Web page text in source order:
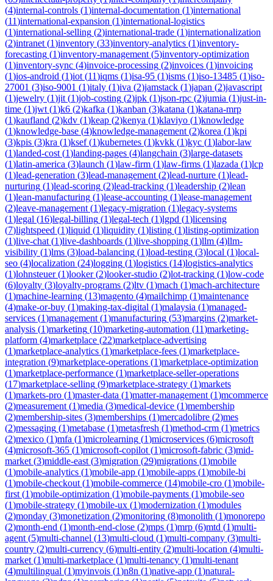
(4)internal-controls (1)internal-documentation (1)international
(11)international-expansion (1)international-logistics
(1)international-selling (2)international-trade (1)internationalization
(2)intranet (1)inventory (33)inventory-analytics (1)inventory-
forecasting (1)inventory-management (5)inventory-optimization
(1)inventory-sync (4)invoice-processing (2)invoices (1)invoicing
(1)ios-android (1)iot (11)iqms (1)isa-95 (1)isms (1)iso-13485 (1)iso-
27001 (3)iso-9001 (1)italy (1)iva (2)jamstack (1)japan (2)javascript
(1)jewelry (1)jit (1)job-costing (2)jpk (1)json-rpc (2)jumia (1)just-in-
time (1)jwt (1)k6 (2)kafka (1)kanban (3)katana (1)katana-mrp
(1)kaufland (2)kdv (1)keap (2)kenya (1)klaviyo (1)knowledge
(1)knowledge-base (4)knowledge-management (2)korea (1)kpi
(3)kpis (3)kra (1)ksef(1)kubernetes (1)kvkk (1)kyc (1)labor-law
(1)landed-cost (1)landing-pages (4)langchain (3)large-datasets
(1)latin-america (3)launch (1)law-firm (1)law-firms (1)lazada (1)lcp
(1)lead-generation (3)lead-management (2)lead-nurture (1)lead-
nurturing (1)lead-scoring (2)lead-tracking (1)leadership (2)lean
(1)lean-manufacturing (1)lease-accounting (1)lease-management
(2)leave-management (1)legacy-migration (1)legacy-systems
(1)legal (16)legal-billing (1)legal-tech (1)lgpd (1)licensing
(7)lightspeed (1)liquid (1)liquidity (1)listing (1)listing-optimization
(1)live-chat (1)live-dashboards (1)live-shopping (1)llm (4)llm-
visibility (1)lms (3)load-balancing (1)load-testing (3)local (1)local-
seo (4)localization (24)logging (1)logistics (14)logistics-analytics
(1)lohnsteuer(1)looker(2)looker-studio (2)lot-tracking (1)low-code
(6)loyalty (3)loyalty-programs (2)ltv (1)mach (1)mach-architecture
(1)machine-learning (13)magento (4)mailchimp (1)maintenance
(4)make-or-buy (1)making-tax-digital (1)malaysia (1)managed-
services (1)management (1)manufacturing (53)margins (2)market-
analysis (1)marketing (10)marketing-automation (11)marketing-
platform (4)marketplace (22)marketplace-advertising
(1)marketplace-analytics (1)marketplace-fees (1)marketplace-
integration (9)marketplace-operations (1)marketplace-optimization
(1)marketplace-performance (1)marketplace-seller-operations
(17)marketplace-selling (9)marketplace-strategy (1)markets
(1)markets-pro (1)master-data (1)matter-management (1)mcommerce
(2)measurement (1)media (3)medical-device (1)membership
(2)membership-sites (3)memberships (1)mercadolibre (2)mes
(2)messaging (1)metabase (1)metasfresh (1)method-crm (1)metrics
(2)mexico (1)mfa (1)microlearning (1)microservices (6)microsoft
(4)microsoft-365 (1)microsoft-copilot (1)microsoft-fabric (3)mid-
market (3)middle-east (3)migration (29)migrations (1)mobile
(1)mobile-analytics (1)mobile-app (1)mobile-apps (1)mobile-bi
(1)mobile-checkout (1)mobile-commerce (14)mobile-cro (1)mobile-
first (1)mobile-optimization (1)mobile-payments (1)mobile-seo
(1)mobile-strategy (1)mobile-ux (1)modernization (1)modules
(2)monday (3)monetization (2)monitoring (8)monolith (1)monorepo
(2)month-end (1)month-end-close (2)mps (1)mrp (6)mtd (1)multi-
agent (5)multi-channel (13)multi-cloud (1)multi-company (3)multi-
country (2)multi-currency (6)multi-entity (2)multi-location (4)multi-
market (1)multi-marketplace (1)multi-tenancy (1)multi-tenant
(4)multilingual (1)myinvois (1)n8n (1)native-app (1)natural-